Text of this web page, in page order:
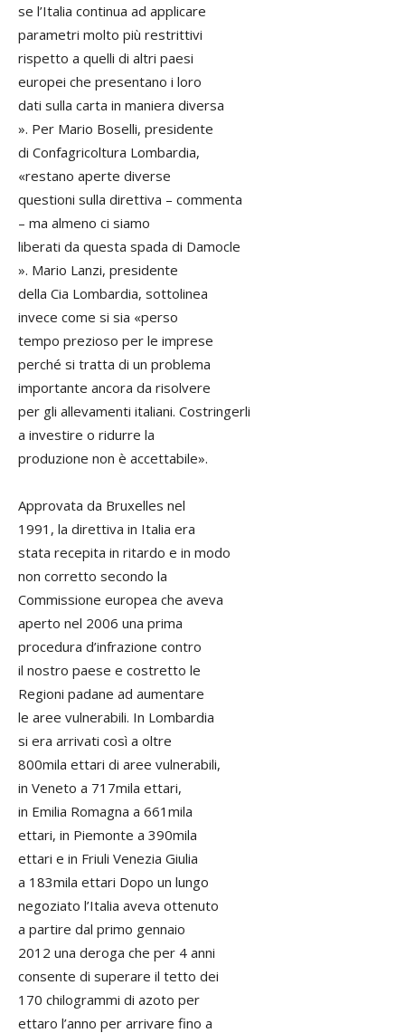
se l’Italia continua ad applicare
parametri molto più restrittivi
rispetto a quelli di altri paesi
europei che presentano i loro
dati sulla carta in maniera diversa
». Per Mario Boselli, presidente
di Confagricoltura Lombardia,
«restano aperte diverse
questioni sulla direttiva – commenta
– ma almeno ci siamo
liberati da questa spada di Damocle
». Mario Lanzi, presidente
della Cia Lombardia, sottolinea
invece come si sia «perso
tempo prezioso per le imprese
perché si tratta di un problema
importante ancora da risolvere
per gli allevamenti italiani. Costringerli
a investire o ridurre la
produzione non è accettabile».
Approvata da Bruxelles nel
1991, la direttiva in Italia era
stata recepita in ritardo e in modo
non corretto secondo la
Commissione europea che aveva
aperto nel 2006 una prima
procedura d’infrazione contro
il nostro paese e costretto le
Regioni padane ad aumentare
le aree vulnerabili. In Lombardia
si era arrivati così a oltre
800mila ettari di aree vulnerabili,
in Veneto a 717mila ettari,
in Emilia Romagna a 661mila
ettari, in Piemonte a 390mila
ettari e in Friuli Venezia Giulia
a 183mila ettari Dopo un lungo
negoziato l’Italia aveva ottenuto
a partire dal primo gennaio
2012 una deroga che per 4 anni
consente di superare il tetto dei
170 chilogrammi di azoto per
ettaro l’anno per arrivare fino a